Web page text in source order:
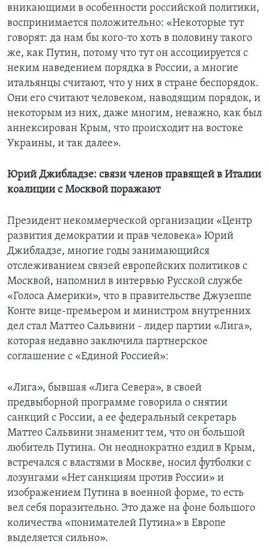
вникающими в особенности российской политики,
воспринимается положительно: «Некоторые тут
говорят: да нам бы кого-то хоть в половину такого
же, как Путин, потому что тут он ассоциируется с
неким наведением порядка в России, а многие
итальянцы считают, что у них в стране беспорядок.
Они его считают человеком, наводящим порядок, и
некоторым из них, даже многим, неважно, как был
аннексирован Крым, что происходит на востоке
Украины, и так далее».
Юрий Джибладзе: связи членов правящей в Италии
коалиции с Москвой поражают
Президент некоммерческой организации «Центр
развития демократии и прав человека» Юрий
Джибладзе, многие годы занимающийся
отслеживанием связей европейских политиков с
Москвой, напомнил в интервью Русской службе
«Голоса Америки», что в правительстве Джузеппе
Конте вице-премьером и министром внутренних
дел стал Маттео Сальвини - лидер партии «Лига»,
которая недавно заключила партнерское
соглашение с «Единой Россией»:
«Лига», бывшая «Лига Севера», в своей
предвыборной программе говорила о снятии
санкций с России, а ее федеральный секретарь
Маттео Сальвини знаменит тем, что он большой
любитель Путина. Он неоднократно ездил в Крым,
встречался с властями в Москве, носил футболки с
лозунгами «Нет санкциям против России» и
изображением Путина в военной форме, то есть
вел себя поразительно. Это даже на фоне большого
количества «понимателей Путина» в Европе
выделяется сильно».